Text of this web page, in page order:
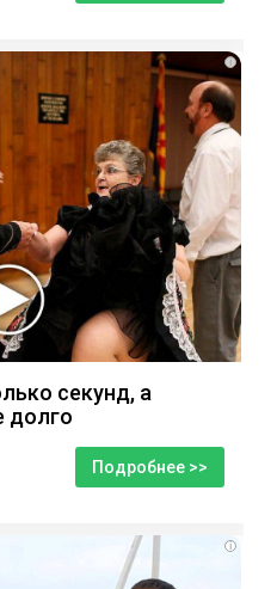
i
секунд, а
долго
Подробнее >>
i